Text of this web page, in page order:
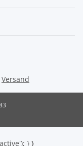
Versand
} }